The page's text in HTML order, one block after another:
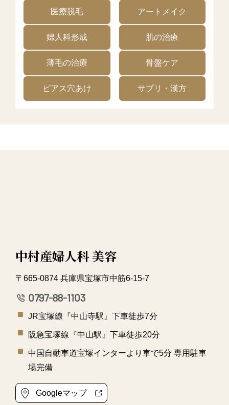
医療脱毛 アートメイク
婦人科形成 肌の治療
薄毛の治療 骨盤ケア
ピアス穴あけ サプリ・漢方
中村産婦人科 美容
〒665-0874 兵庫県宝塚市中筋6-15-7
0797-88-1103
JR宝塚線『中山寺駅』下車徒歩7分
阪急宝塚線『中山駅』下車徒歩20分
中国自動車道宝塚インターより車で5分 専用駐車
場完備
Googleマップ